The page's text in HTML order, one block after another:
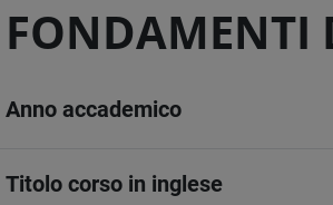
FONDAMENTI
Anno accademico
Titolo corso in inglese